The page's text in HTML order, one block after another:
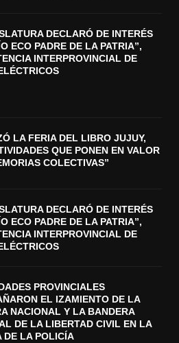
DECLARÓ DE INTERÉS
ECO PADRE DE LA PATRIA”,
INTERPROVINCIAL DE
LA FERIA DEL LIBRO JUJUY,
QUE PONEN EN VALOR
COLECTIVAS”
DECLARÓ DE INTERÉS
ECO PADRE DE LA PATRIA”,
INTERPROVINCIAL DE
PROVINCIALES
EL IZAMIENTO DE LA
NACIONAL Y LA BANDERA
DE LA LIBERTAD CIVIL EN LA
DE LA POLICÍA